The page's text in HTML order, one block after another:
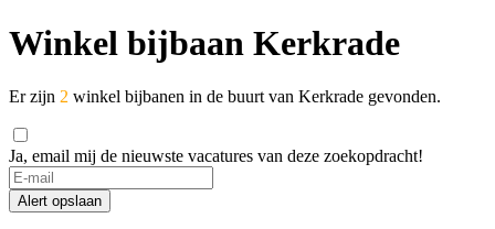
Winkel bijbaan Kerkrade
Er zijn 2 winkel bijbanen in de buurt van Kerkrade gevonden.
Ja, email mij de nieuwste vacatures van deze zoekopdracht!
Alert opslaan